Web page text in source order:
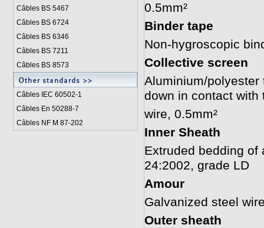
Câbles BS 5467
Câbles BS 6724
Câbles BS 6346
Câbles BS 7211
Câbles BS 8573
Câbles IEC 60502-1
Câbles En 50288-7
Câbles NF M 87-202
0.5mm²
Binder tape
Non-hygroscopic
Collective screen
Aluminium/
down in contact with
wire, 0.5mm²
Inner Sheath
Extruded bedding of
24:2002, grade LD
Amour
Galvanized steel
Outer sheath